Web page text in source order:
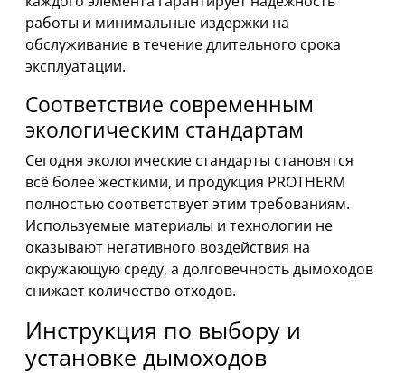
работы и минимальные издержки на
обслуживание в течение длительного срока
эксплуатации.
Соответствие современным
экологическим стандартам
Сегодня экологические стандарты становятся
всё более жесткими, и продукция PROTHERM
полностью соответствует этим требованиям.
Используемые материалы и технологии не
оказывают негативного воздействия на
окружающую среду, а долговечность дымоходов
снижает количество отходов.
Инструкция по выбору и
установке дымоходов